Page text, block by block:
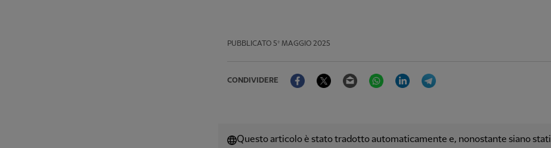
PUBBLICATO 5º MAGGIO 2025
CONDIVIDERE
FacebookTwitter Email WhatsAppLinkedIn
Questo articolo è stato tradotto automaticamente e, nonostante siano stati